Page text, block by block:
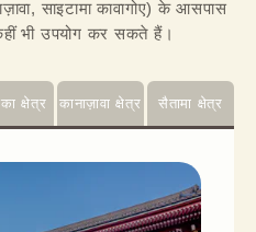
साइटामा कावागोए) के आसपास
भी उपयोग कर सकते हैं।
क्षेत्र कानाज़ावा क्षेत्र सैतामा क्षेत्र